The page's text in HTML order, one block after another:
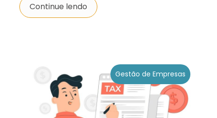
Continue lendo
Gestão de Empresas